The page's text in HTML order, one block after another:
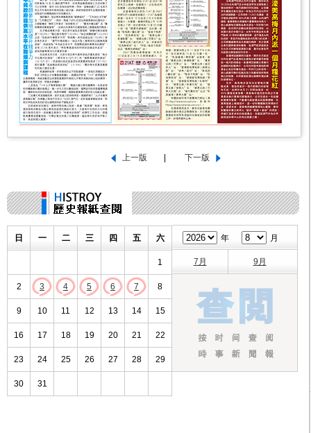
日 一 二 三 四 五 六
1
2 3 4 5 6 7 8
9 10 11 12 13 14 15
16 17 18 19 20 21 22
23 24 25 26 27 28 29
30 31
年 月
7月 9月